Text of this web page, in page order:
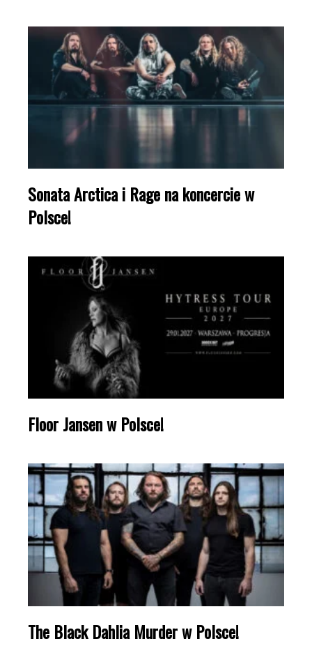
Sonata Arctica i Rage na koncercie w
Polsce!
Floor Jansen w Polsce!
The Black Dahlia Murder w Polsce!